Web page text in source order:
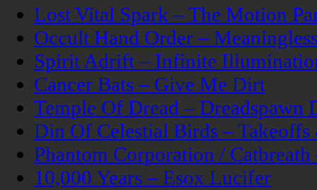
Lost Vital Spark – The Motion
Occult Hand Order –
Spirit Adrift – Infinite
Cancer Bats – Give Me Dirt
Temple Of Dread – Dreadspawn
Din Of Celestial Birds –
Phantom Corporation /
10,000 Years – Esox Lucifer